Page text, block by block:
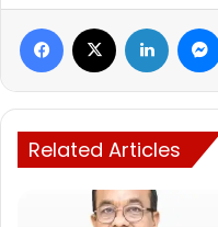
स्तरीय कर्मचारी और अन्य ग्रुप ‘सी’
वित्तीय वर्ष 2023-2024 में रेलवे
कराया।
इस रिकॉर्ड प्रदर्शन के पीछे कई
कैपेक्स (पूंजीगत व्यय) के माध्यम से
Facebook LinkedIn
Related Articles